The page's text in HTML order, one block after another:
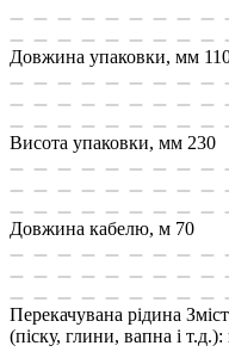
Довжина упаковки, мм
Висота упаковки, мм 230
Довжина кабелю, м 70
Перекачувана рідина
(піску, глини, вапна і